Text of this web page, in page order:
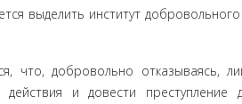
выделить инсти­тут
что, добровольно отказываясь,
действия и довести